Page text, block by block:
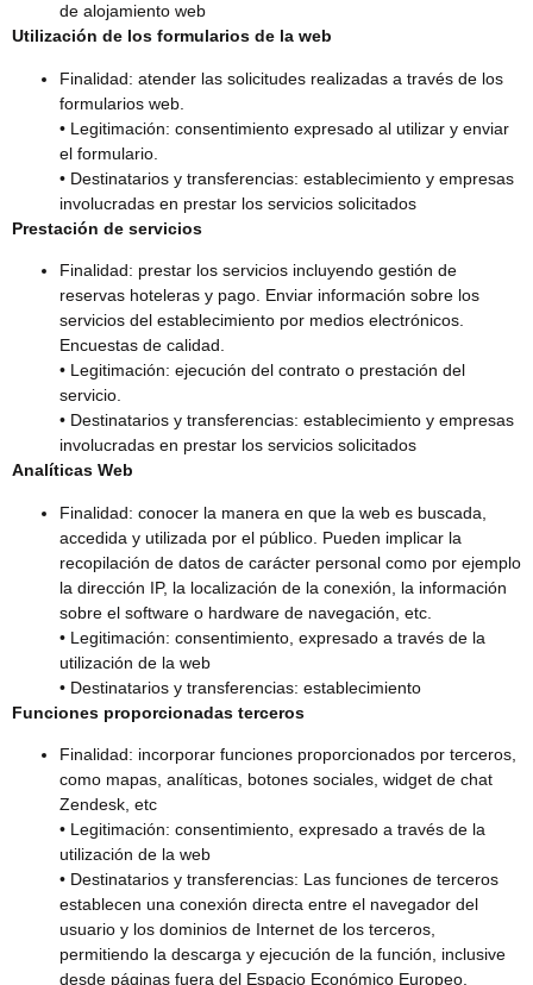
de alojamiento web
Utilización de los formularios de la web
Finalidad: atender las solicitudes realizadas a través de los
formularios web.
• Legitimación: consentimiento expresado al utilizar y enviar
el formulario.
• Destinatarios y transferencias: establecimiento y empresas
involucradas en prestar los servicios solicitados
Prestación de servicios
Finalidad: prestar los servicios incluyendo gestión de
reservas hoteleras y pago. Enviar información sobre los
servicios del establecimiento por medios electrónicos.
Encuestas de calidad.
• Legitimación: ejecución del contrato o prestación del
servicio.
• Destinatarios y transferencias: establecimiento y empresas
involucradas en prestar los servicios solicitados
Analíticas Web
Finalidad: conocer la manera en que la web es buscada,
accedida y utilizada por el público. Pueden implicar la
recopilación de datos de carácter personal como por ejemplo
la dirección IP, la localización de la conexión, la información
sobre el software o hardware de navegación, etc.
• Legitimación: consentimiento, expresado a través de la
utilización de la web
• Destinatarios y transferencias: establecimiento
Funciones proporcionadas terceros
Finalidad: incorporar funciones proporcionados por terceros,
como mapas, analíticas, botones sociales, widget de chat
Zendesk, etc
• Legitimación: consentimiento, expresado a través de la
utilización de la web
• Destinatarios y transferencias: Las funciones de terceros
establecen una conexión directa entre el navegador del
usuario y los dominios de Internet de los terceros,
permitiendo la descarga y ejecución de la función, inclusive
desde páginas fuera del Espacio Económico Europeo.